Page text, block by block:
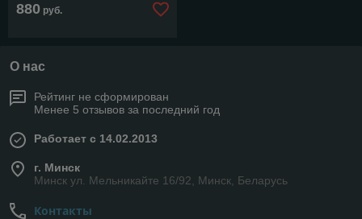
880 руб.
О нас
Рейтинг не сформирован
Менее 5 отзывов за последний год
Работает с 14.02.2013
г. Минск
Минск ул. Мельникайте 16/92, Минск, Беларусь
Контакты